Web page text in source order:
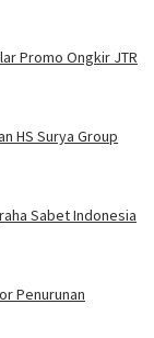
Promo Ongkir JTR
HS Surya Group
Sabet Indonesia
Penurunan